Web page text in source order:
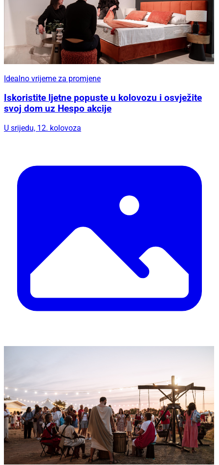
Idealno vrijeme za promjene
Iskoristite ljetne popuste u kolovozu i osvježite
svoj dom uz Hespo akcije
U srijedu, 12. kolovoza